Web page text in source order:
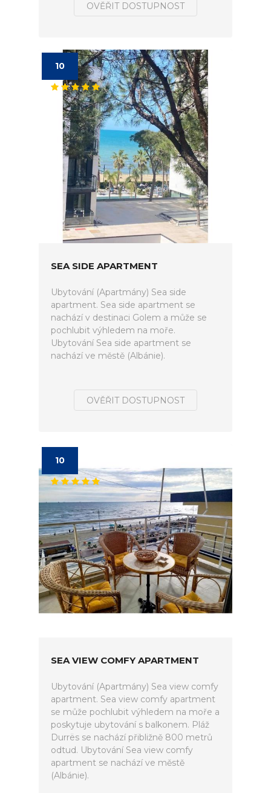
OVĚŘIT DOSTUPNOST
10
SEA SIDE APARTMENT
Ubytování (Apartmány) Sea side
apartment. Sea side apartment se
nachází v destinaci Golem a může se
pochlubit výhledem na moře.
Ubytování Sea side apartment se
nachází ve městě (Albánie).
OVĚŘIT DOSTUPNOST
10
SEA VIEW COMFY APARTMENT
Ubytování (Apartmány) Sea view comfy
apartment. Sea view comfy apartment
se může pochlubit výhledem na moře a
poskytuje ubytování s balkonem. Pláž
Durrës se nachází přibližně 800 metrů
odtud. Ubytování Sea view comfy
apartment se nachází ve městě
(Albánie).